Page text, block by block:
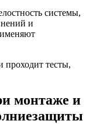
системы,
и
проходит тесты,
монтаже и